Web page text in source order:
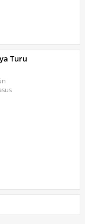
Turu